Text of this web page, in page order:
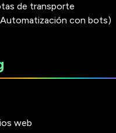
de transporte
con bots)
web